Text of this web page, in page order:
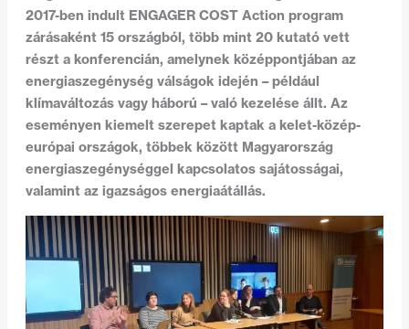
2017-ben indult ENGAGER COST Action program
zárásaként 15 országból, több mint 20 kutató vett
részt a konferencián, amelynek középpontjában az
energiaszegénység válságok idején – például
klímaváltozás vagy háború – való kezelése állt. Az
eseményen kiemelt szerepet kaptak a kelet-közép-
európai országok, többek között Magyarország
energiaszegénységgel kapcsolatos sajátosságai,
valamint az igazságos energiaátállás.